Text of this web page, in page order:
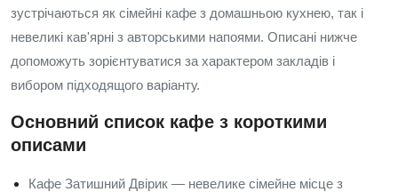
зустрічаються як сімейні кафе з домашньою кухнею, так і
невеликі кав'ярні з авторськими напоями. Описані нижче
допоможуть зорієнтуватися за характером закладів і
вибором підходящого варіанту.
Основний список кафе з короткими
описами
Кафе Затишний Двірик — невелике сімейне місце з